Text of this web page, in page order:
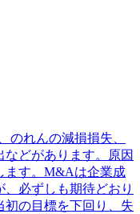
のれんの減損損失、
どがあります。原因
ます。M&Aは企業成
必ずしも期待どおり
の目標を下回り、失